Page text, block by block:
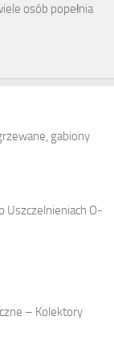
osób popełnia
gabiony
Uszczelnieniach O-
– Kolektory